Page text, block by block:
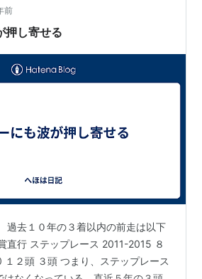
…
前
押し寄せる
過去１０年の３着以内の前走は以下
直行 ステップレース 2011-2015 ８
２頭 ３頭 つまり、ステップレース